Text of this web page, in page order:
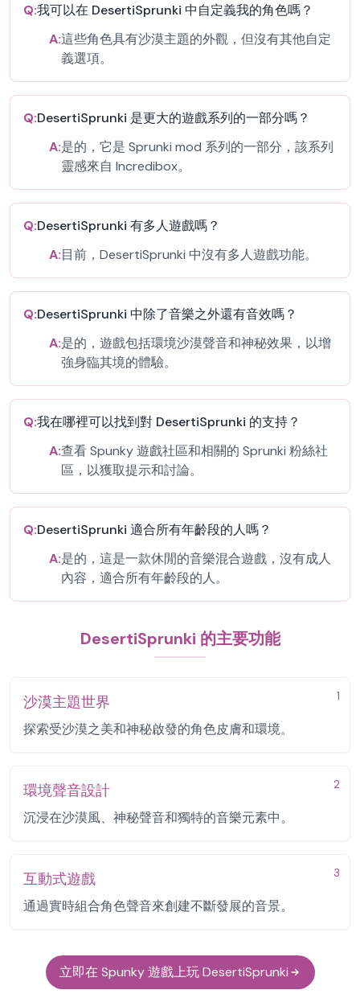
Q:我可以在 DesertiSprunki 中自定義我的角色嗎？
A:這些角色具有沙漠主題的外觀，但沒有其他自定
義選項。
Q:DesertiSprunki 是更大的遊戲系列的一部分嗎？
A:是的，它是 Sprunki mod 系列的一部分，該系列
靈感來自 Incredibox。
Q:DesertiSprunki 有多人遊戲嗎？
A:目前，DesertiSprunki 中沒有多人遊戲功能。
Q:DesertiSprunki 中除了音樂之外還有音效嗎？
A:是的，遊戲包括環境沙漠聲音和神秘效果，以增
強身臨其境的體驗。
Q:我在哪裡可以找到對 DesertiSprunki 的支持？
A:查看 Spunky 遊戲社區和相關的 Sprunki 粉絲社
區，以獲取提示和討論。
Q:DesertiSprunki 適合所有年齡段的人嗎？
A:是的，這是一款休閒的音樂混合遊戲，沒有成人
內容，適合所有年齡段的人。
DesertiSprunki 的主要功能
1
沙漠主題世界
探索受沙漠之美和神秘啟發的角色皮膚和環境。
2
環境聲音設計
沉浸在沙漠風、神秘聲音和獨特的音樂元素中。
3
互動式遊戲
通過實時組合角色聲音來創建不斷發展的音景。
立即在 Spunky 遊戲上玩 DesertiSprunki